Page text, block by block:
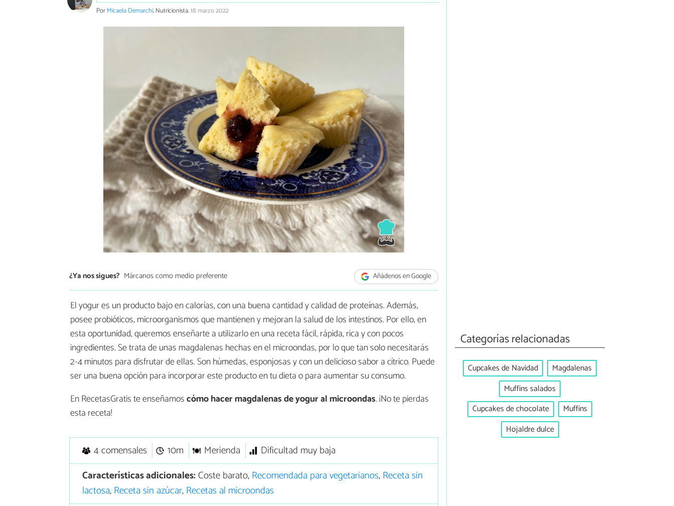
PorMicaela Demarchi, Nutricionista.18 marzo 2022
¿Ya nos sigues? Márcanos como medio preferente Añádenos en Google
El yogur es un producto bajo en calorías, con una buena cantidad y calidad de proteínas. Además,
posee probióticos, microorganismos que mantienen y mejoran la salud de los intestinos. Por ello, en
esta oportunidad, queremos enseñarte a utilizarlo en una receta fácil, rápida, rica y con pocos
ingredientes. Se trata de unas magdalenas hechas en el microondas, por lo que tan solo necesitarás
2-4 minutos para disfrutar de ellas. Son húmedas, esponjosas y con un delicioso sabor a cítrico. Puede
ser una buena opción para incorporar este producto en tu dieta o para aumentar su consumo.
En RecetasGratis te enseñamoscómo hacer magdalenas de yogur al microondas. ¡No te pierdas
esta receta!
4 comensales 10m Merienda
Dificultad muy baja
Características adicionales:Coste barato,Recomendada para vegetarianos,Receta sin
lactosa,Receta sin azúcar,Recetas al microondas
Categorías relacionadas
Cupcakes de Navidad
Magdalenas
Muffins salados
Cupcakes de chocolate
Muffins
Hojaldre dulce